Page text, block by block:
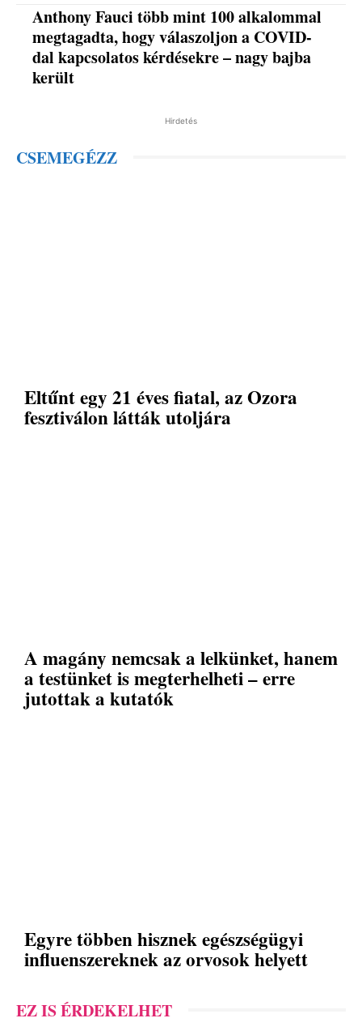
Anthony Fauci több mint 100 alkalommal
megtagadta, hogy válaszoljon a COVID-
dal kapcsolatos kérdésekre – nagy bajba
került
Hirdetés
CSEMEGÉZZ
Eltűnt egy 21 éves fiatal, az Ozora
fesztiválon látták utoljára
A magány nemcsak a lelkünket, hanem
a testünket is megterhelheti – erre
jutottak a kutatók
Egyre többen hisznek egészségügyi
influenszereknek az orvosok helyett
EZ IS ÉRDEKELHET